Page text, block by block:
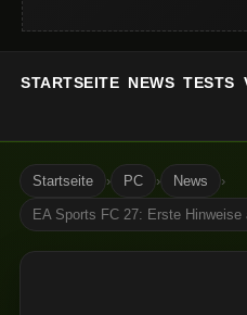
STARTSEITE NEWS TESTS
Startseite › PC › News ›
EA Sports FC 27: Erste